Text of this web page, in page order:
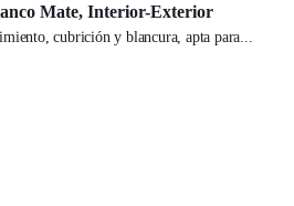
Mate, Interior-Exterior
cubrición y blancura, apta para